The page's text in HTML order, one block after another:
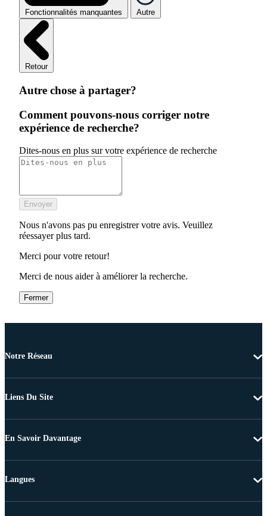
Fonctionnalités manquantes Autre
Retour
Autre chose à partager?
Comment pouvons-nous corriger notre
expérience de recherche?
Dites-nous en plus sur votre expérience de recherche
Envoyer
Nous n'avons pas pu enregistrer votre avis. Veuillez
réessayer plus tard.
Merci pour votre retour!
Merci de nous aider à améliorer la recherche.
Fermer
Notre Réseau
Liens Du Site
En Savoir Davantage
Langues